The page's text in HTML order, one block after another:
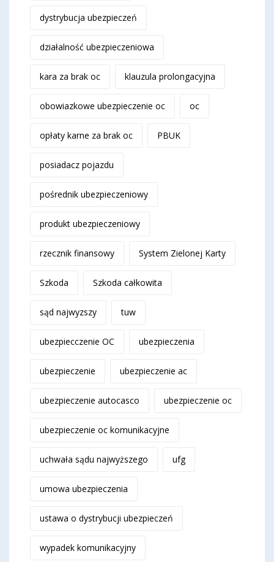
dystrybucja ubezpieczeń
działalność ubezpieczeniowa
kara za brak oc klauzula prolongacyjna
obowiazkowe ubezpieczenie oc oc
opłaty karne za brak oc PBUK
posiadacz pojazdu
pośrednik ubezpieczeniowy
produkt ubezpieczeniowy
rzecznik finansowy System Zielonej Karty
Szkoda Szkoda całkowita
sąd najwyzszy tuw
ubezpiecczenie OC ubezpieczenia
ubezpieczenie ubezpieczenie ac
ubezpieczenie autocasco ubezpieczenie oc
ubezpieczenie oc komunikacyjne
uchwała sądu najwyższego ufg
umowa ubezpieczenia
ustawa o dystrybucji ubezpieczeń
wypadek komunikacyjny